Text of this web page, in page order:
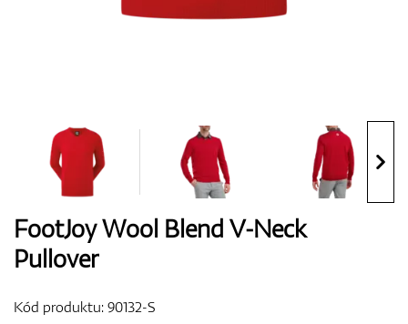
Bagy
FootJoy Wool Blend V-Neck
Pullover
Kód produktu:90132-S